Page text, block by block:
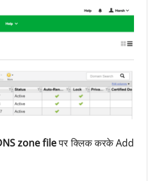
zone fileपर क्लिक करके Add